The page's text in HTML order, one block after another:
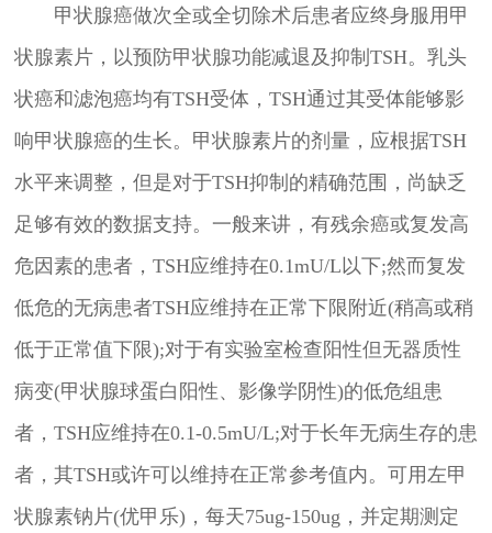
甲状腺癌做次全或全切除术后患者应终身服用甲
状腺素片，以预防甲状腺功能减退及抑制TSH。乳头
状癌和滤泡癌均有TSH受体，TSH通过其受体能够影
响甲状腺癌的生长。甲状腺素片的剂量，应根据TSH
水平来调整，但是对于TSH抑制的精确范围，尚缺乏
足够有效的数据支持。一般来讲，有残余癌或复发高
危因素的患者，TSH应维持在0.1mU/L以下;然而复发
低危的无病患者TSH应维持在正常下限附近(稍高或稍
低于正常值下限);对于有实验室检查阳性但无器质性
病变(甲状腺球蛋白阳性、影像学阴性)的低危组患
者，TSH应维持在0.1-0.5mU/L;对于长年无病生存的患
者，其TSH或许可以维持在正常参考值内。可用左甲
状腺素钠片(优甲乐)，每天75ug-150ug，并定期测定